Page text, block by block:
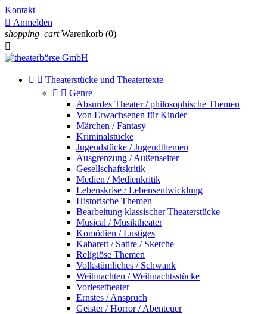
Kontakt
 Anmelden
shopping_cart Warenkorb (0)

  Theaterstücke und Theatertexte
  Genre
Absurdes Theater / philosophische Themen
Von Erwachsenen für Kinder
Märchen / Fantasy
Kriminalstücke
Jugendstücke / Jugendthemen
Ausgrenzung / Außenseiter
Gesellschaftskritik
Medien / Medienkritik
Lebenskrise / Lebensentwicklung
Historische Themen
Bearbeitung klassischer Theaterstücke
Musical / Musiktheater
Komödien / Lustiges
Kabarett / Satire / Sketche
Religiöse Themen
Volkstümliches / Schwank
Weihnachten / Weihnachtsstücke
Vorlesetheater
Ernstes / Anspruch
Geister / Horror / Abenteuer